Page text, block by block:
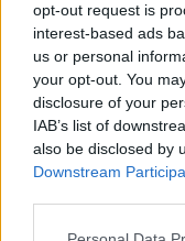
opt-out request is
interest-based ads
us or personal
your opt-out. You
disclosure of your
IAB’s list of
also be disclosed by
Downstream
Please note that this
Biltillverkaren
tillverkades mellan
mexikanska
som producerar
I USA har
några nya Mach-E